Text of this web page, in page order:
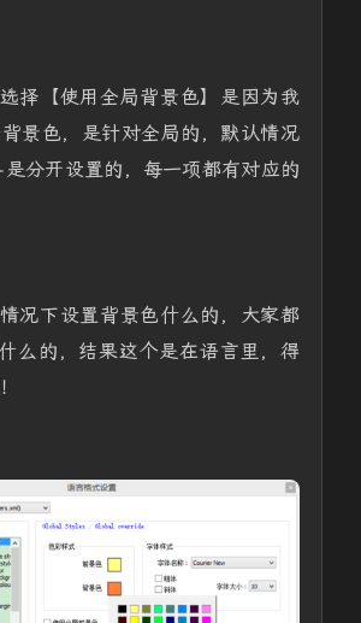
择【使用全局背景色】是因为我
景色，是针对全局的，默认情况
分开设置的，每一项都有对应的
况下设置背景色什么的，大家都
么的，结果这个是在语言里，得